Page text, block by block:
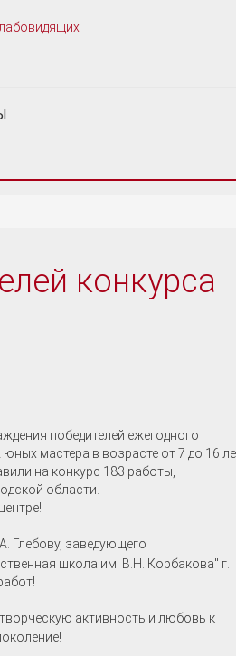
конкурса
победителей ежегодного
мастера в возрасте от 7 до 16
на конкурс 183 работы,
области.
Глебову, заведующего
школа им. В.Н. Корбакова" г.
активность и любовь к